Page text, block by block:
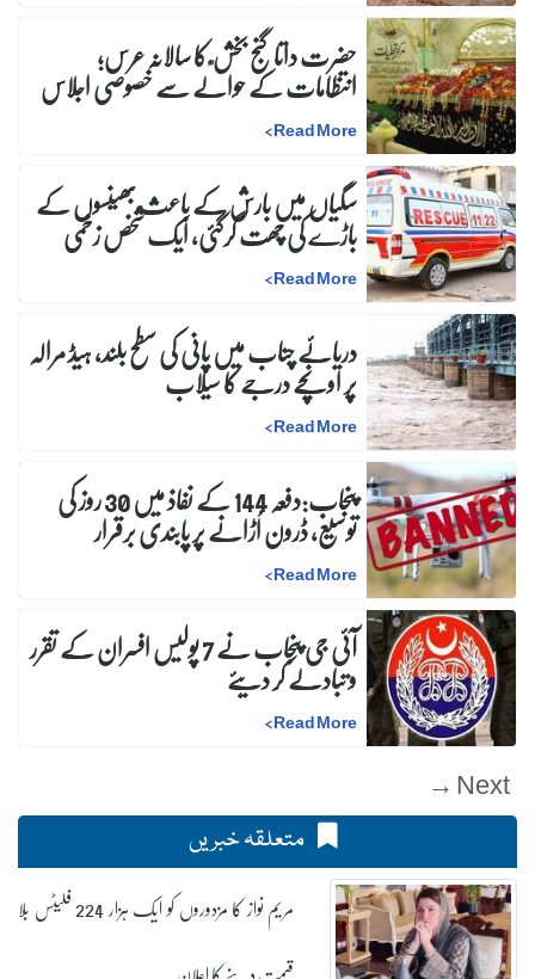
حضرت داتا گنج بخش ؒ کا سالانہ عرس;
انتظامات کے حوالے سے خصوصی اجلاس
Read More
>
سگیاں میں بارش کے باعث بھینسوں کے
باڑے کی چھت گرگئی، ایک شخص زخمی
Read More
>
دریائے چناب میں پانی کی سطح بلند، ہیڈ مرالہ
پر اونچے درجے کا سیلاب
Read More
>
پنجاب:دفعہ 144 کے نفاذ میں 30 روز کیتوسیع، ڈرون اُڑانے پر پابندی برقرار
Read More
>
آئی جی پنجاب نے 7 پولیس افسران کے تقرر و تبادلے کر دیئے
Read More
>
Next →
متعلقہ خبریں
مریم نواز کا مزدوروں کو ایک ہزار 224 فلیٹس بلا